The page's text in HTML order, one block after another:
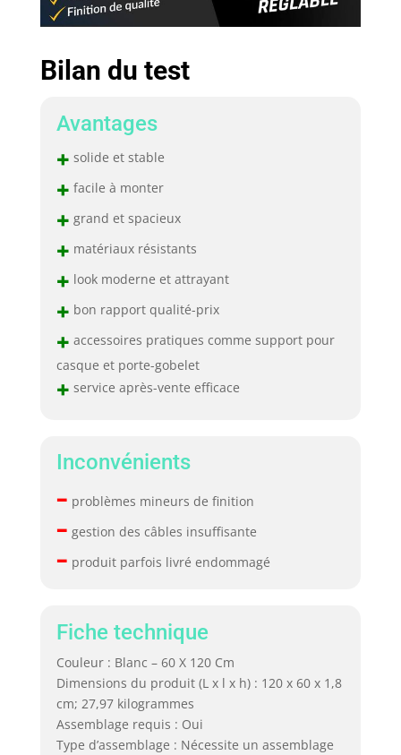
Bilan du test
Avantages
+ solide et stable
+ facile à monter
+ grand et spacieux
+ matériaux résistants
+ look moderne et attrayant
+ bon rapport qualité-prix
+ accessoires pratiques comme support pour
casque et porte-gobelet
+ service après-vente efficace
Inconvénients
– problèmes mineurs de finition
– gestion des câbles insuffisante
– produit parfois livré endommagé
Fiche technique
Couleur : Blanc – 60 X 120 Cm
Dimensions du produit (L x l x h) : 120 x 60 x 1,8
cm; 27,97 kilogrammes
Assemblage requis : Oui
Type d’assemblage : Nécessite un assemblage